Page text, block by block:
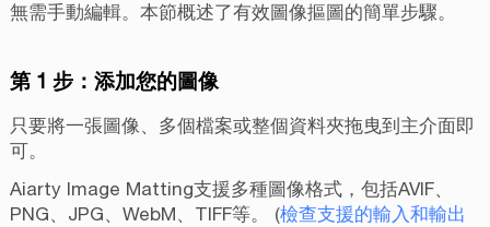
無需手動編輯。本節概述了有效圖像摳圖的簡單步驟。
第 1 步：添加您的圖像
只要將一張圖像、多個檔案或整個資料夾拖曳到主介面即
可。
Aiarty Image Matting支援多種圖像格式，包括AVIF、
PNG、JPG、WebM、TIFF等。 (檢查支援的輸入和輸出